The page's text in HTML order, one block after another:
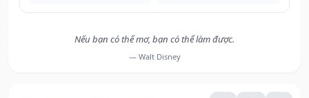
Nếu bạn có thể mơ, bạn có thể làm được.
— Walt Disney